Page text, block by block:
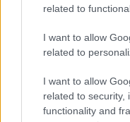
related to
I want to allow
related to
I want to allow
related to security,
functionality and
Nem
baj, nálunk